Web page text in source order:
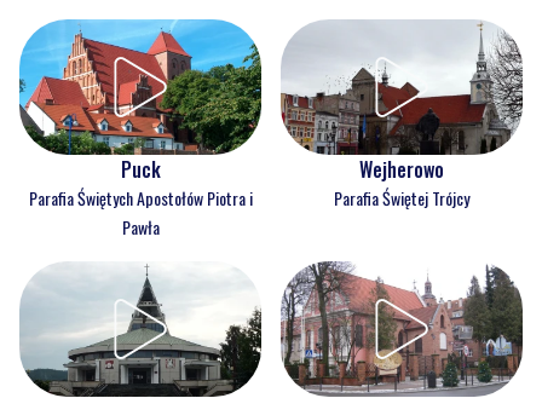
Puck
Parafia Świętych Apostołów Piotra i
Pawła
Wejherowo
Parafia Świętej Trójcy